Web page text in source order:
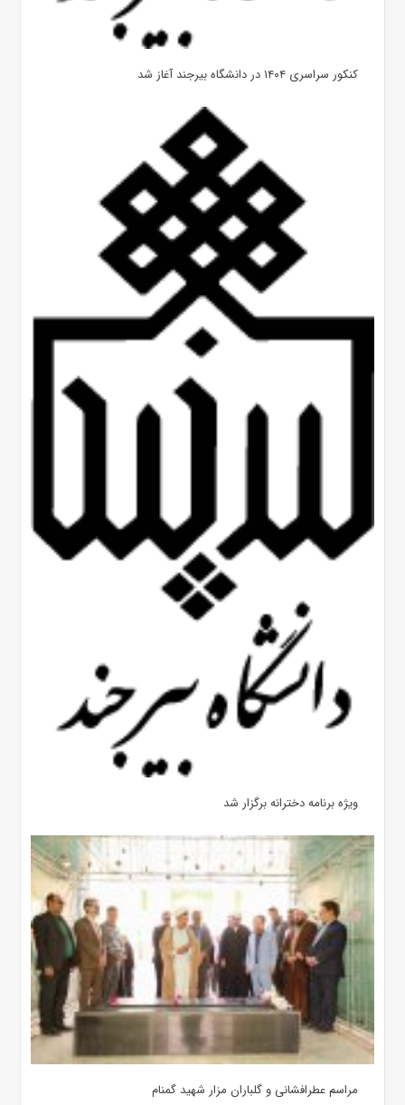
کنکور سراسری ۱۴۰۴ در دانشگاه بیرجند آغاز شد
ویژه برنامه دخترانه برگزار شد
مراسم عطرافشانی و گلباران مزار شهید گمنام